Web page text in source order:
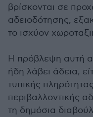
βρίσκονται σε
αδειοδότησης,
το ισχύον
Η πρόβλεψη αυτή
ήδη λάβει άδεια,
τυπικής
περιβαλλοντικής
τη δημόσια